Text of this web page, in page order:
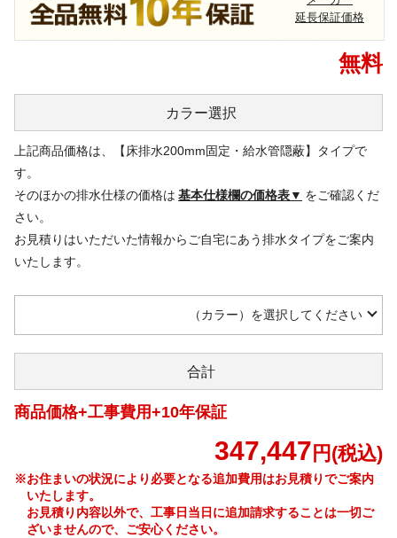
延長保証価格
無料
カラー選択
上記商品価格は、【床排水200mm固定・給水管隠蔽】タイプで
す。
そのほかの排水仕様の価格は 基本仕様欄の価格表▼ をご確認くだ
さい。
お見積りはいただいた情報からご自宅にあう排水タイプをご案内
いたします。
（カラー）を選択してください
合計
商品価格+工事費用+10年保証
347,447 円(税込)
※お住まいの状況により必要となる追加費用はお見積りでご案内
いたします。
お見積り内容以外で、工事日当日に追加請求することは一切ご
ざいませんので、ご安心ください。